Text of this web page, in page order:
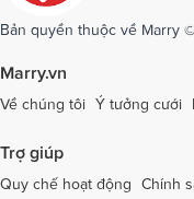
Dịch vụ cưới tại Sóc Trăng
Dịch vụ cưới tại Thái Bình
Dịch vụ cưới tại Thừa
Dịch vụ cưới tại An Giang
Bản quyền thuộc về Marry
Marry.vn
Về chúng tôi Ý tưởng cưới
Trợ giúp
Quy chế hoạt động
Chính